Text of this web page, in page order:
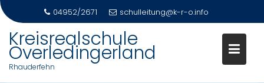
content
04952/2671 schulleitung@k-r-o.info
Kreisrealschule
Overledingerland
Rhauderfehn